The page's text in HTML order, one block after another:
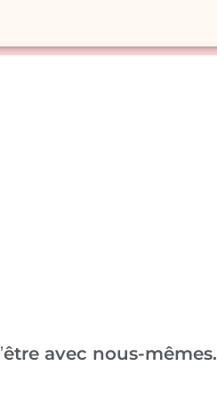
être avec nous-mêmes.